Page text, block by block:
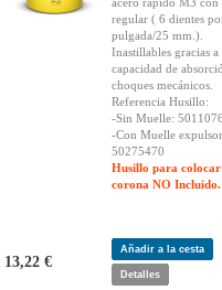
regular ( 6 dientes
pulgada/25 mm.).
Inastillables gracias a
capacidad de
choques mecánicos.
Referencia Husillo:
-Sin Muelle:
-Con Muelle
50275470
Husillo para
corona NO Incluido.
13,22 €
Añadir a la cesta
Detalles